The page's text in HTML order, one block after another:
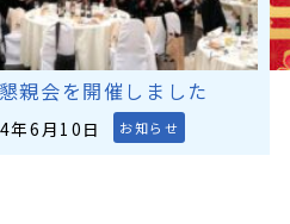
親会を開催しました
年6月10日 お知らせ